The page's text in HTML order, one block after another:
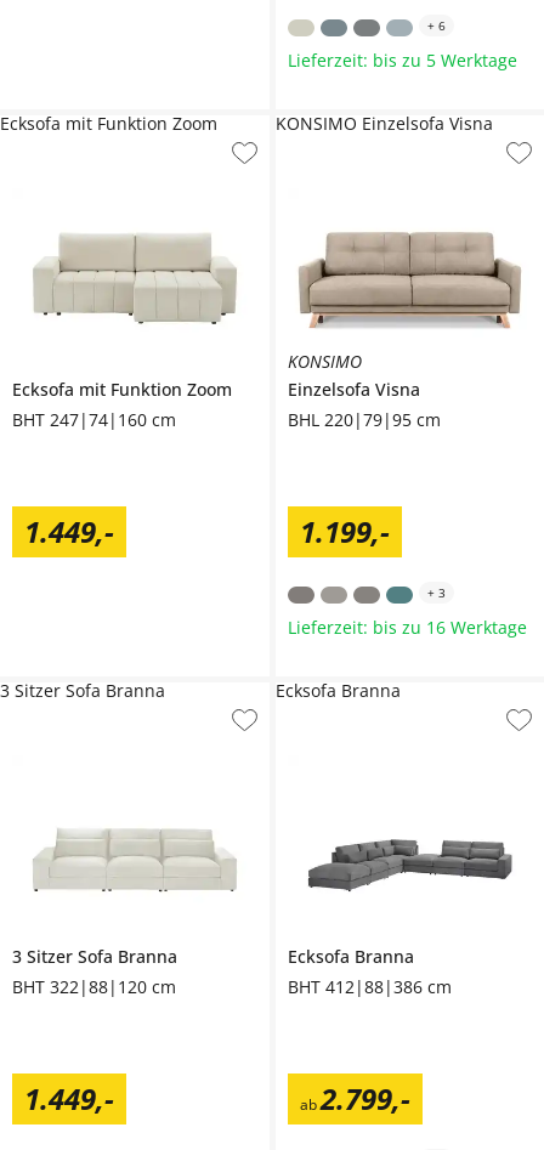
+ 6
Lieferzeit: bis zu 5 Werktage
Ecksofa mit Funktion Zoom
BHT 247|74|160 cm
1.449,-
Ecksofa mit Funktion Zoom
KONSIMO
Einzelsofa Visna
BHL 220|79|95 cm
1.199,-
KONSIMO Einzelsofa Visna
+ 3
Lieferzeit: bis zu 16 Werktage
3 Sitzer Sofa Branna
BHT 322|88|120 cm
1.449,-
3 Sitzer Sofa Branna
Ecksofa Branna
BHT 412|88|386 cm
ab2.799,-
Ecksofa Branna